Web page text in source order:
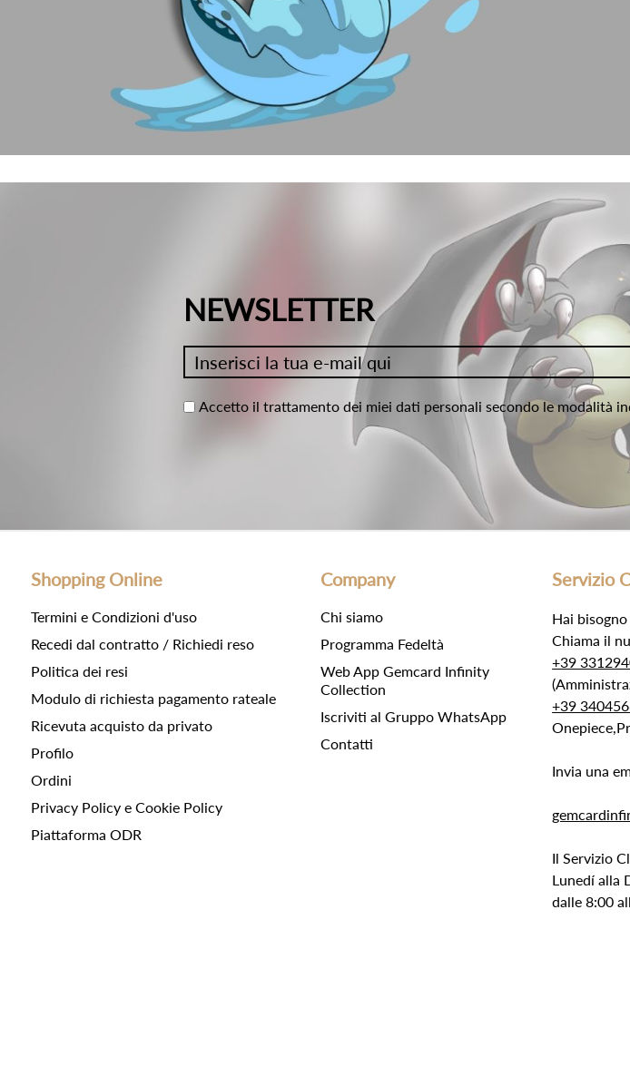
NEWSLETTER
Accetto il trattamento dei miei dati personali secondo le modalità
Shopping Online
Termini e Condizioni d'uso
Recedi dal contratto / Richiedi reso
Politica dei resi
Modulo di richiesta pagamento rateale
Ricevuta acquisto da privato
Profilo
Ordini
Privacy Policy e Cookie Policy
Piattaforma ODR
Company
Chi siamo
Programma Fedeltà
Web App Gemcard Infinity
Collection
Iscriviti al Gruppo WhatsApp
Contatti
Servizio
Hai
Chiama il
+39
+39
Invia una
Il Servizio
Lunedí alla
dalle 8:00